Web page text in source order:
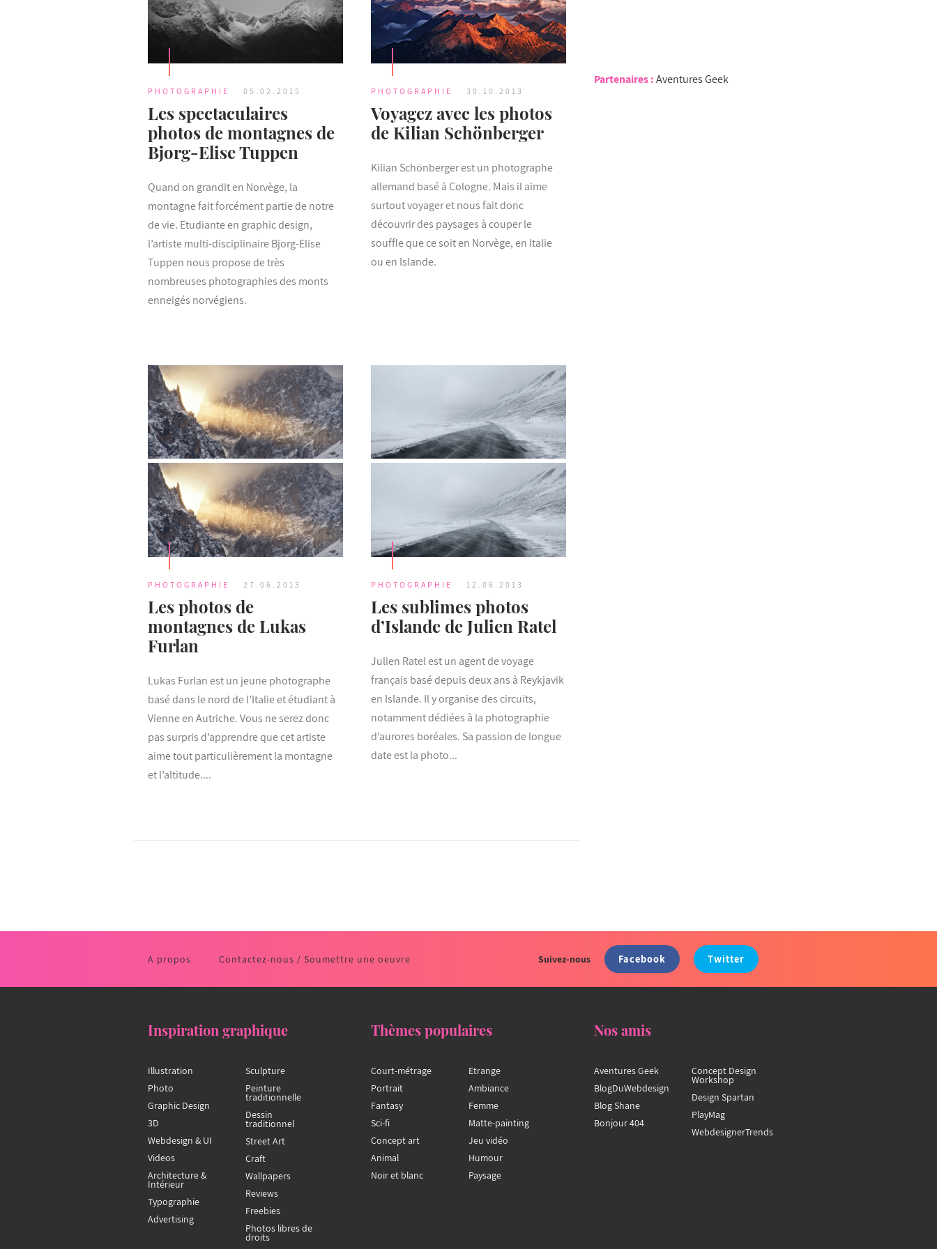
Partenaires :Aventures Geek
PHOTOGRAPHIE 05.02.2015
Les spectaculaires
photos de montagnes de
Bjorg-Elise Tuppen
Quand on grandit en Norvège, la
montagne fait forcément partie de notre
de vie. Etudiante en graphic design,
l’artiste multi-disciplinaire Bjorg-Elise
Tuppen nous propose de très
nombreuses photographies des monts
enneigés norvégiens.
PHOTOGRAPHIE 30.10.2013
Voyagez avec les photos
de Kilian Schönberger
Kilian Schönberger est un photographe
allemand basé à Cologne. Mais il aime
surtout voyager et nous fait donc
découvrir des paysages à couper le
souffle que ce soit en Norvège, en Italie
ou en Islande.
PHOTOGRAPHIE 27.06.2013
Les photos de
montagnes de Lukas
Furlan
Lukas Furlan est un jeune photographe
basé dans le nord de l’Italie et étudiant à
Vienne en Autriche. Vous ne serez donc
pas surpris d’apprendre que cet artiste
aime tout particulièrement la montagne
et l’altitude....
PHOTOGRAPHIE 12.06.2013
Les sublimes photos
d’Islande de Julien Ratel
Julien Ratel est un agent de voyage
français basé depuis deux ans à Reykjavik
en Islande. Il y organise des circuits,
notamment dédiées à la photographie
d’aurores boréales. Sa passion de longue
date est la photo...
A propos Contactez-nous / Soumettre une oeuvre Suivez-nous Facebook Twitter
Inspiration graphique
Illustration
Photo
Graphic Design
3D
Webdesign & UI
Videos
Architecture &
Intérieur
Typographie
Advertising
Sculpture
Peinture
traditionnelle
Dessin
traditionnel
Street Art
Craft
Wallpapers
Reviews
Freebies
Photos libres de
droits
Thèmes populaires
Court-métrage
Portrait
Fantasy
Sci-fi
Concept art
Animal
Noir et blanc
Etrange
Ambiance
Femme
Matte-painting
Jeu vidéo
Humour
Paysage
Nos amis
Aventures Geek
BlogDuWebdesign
Blog Shane
Bonjour 404
Concept Design
Workshop
Design Spartan
PlayMag
WebdesignerTrends